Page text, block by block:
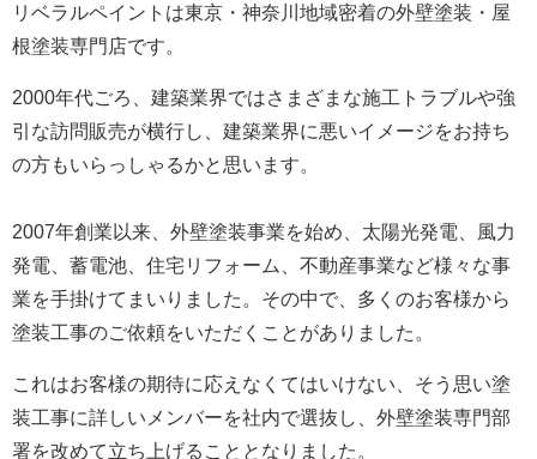
リベラルペイントは東京・神奈川地域密着の外壁塗装・屋
根塗装専門店です。
2000年代ごろ、建築業界ではさまざまな施工トラブルや強
引な訪問販売が横行し、建築業界に悪いイメージをお持ち
の方もいらっしゃるかと思います。
2007年創業以来、外壁塗装事業を始め、太陽光発電、風力
発電、蓄電池、住宅リフォーム、不動産事業など様々な事
業を手掛けてまいりました。 その中で、多くのお客様から
塗装工事のご依頼をいただくことがありました。
これはお客様の期待に応えなくてはいけない、そう思い塗
装工事に詳しいメンバーを社内で選抜し、外壁塗装専門部
署を改めて立ち上げることとなりました。